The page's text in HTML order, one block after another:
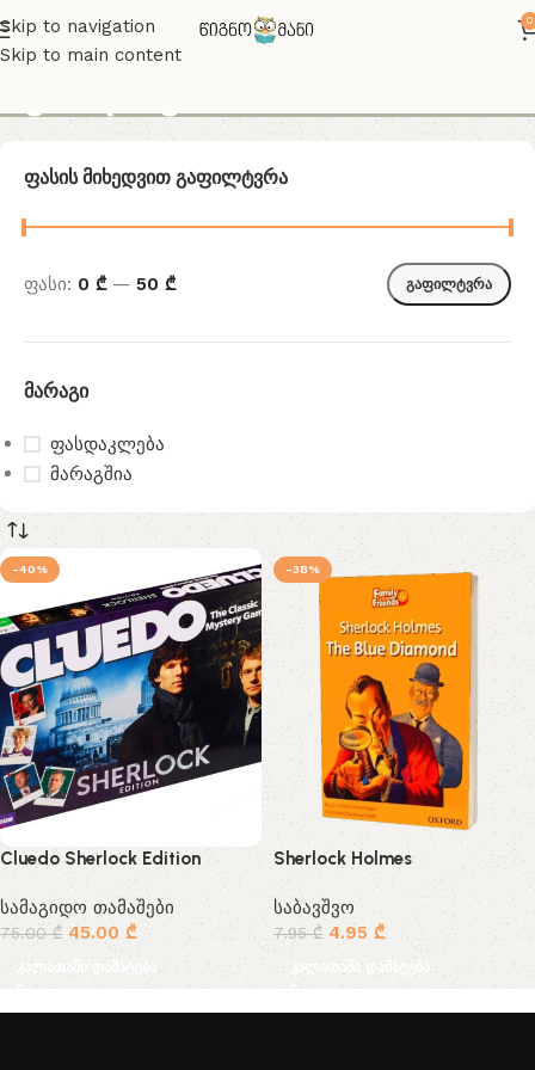
Skip to navigation
Skip to main content
0
Ფასის Მიხედვით Გაფილტვრა
გაფილტვრა
ფასი: 0 ₾— 50 ₾
Მარაგი
ფასდაკლება
მარაგშია
-40%
Cluedo Sherlock Edition
სამაგიდო თამაშები
75.00₾ 45.00₾
კალათაში დამატება
-38%
Sherlock Holmes
საბავშვო
7.95₾ 4.95 ₾
კალათაში დამატება